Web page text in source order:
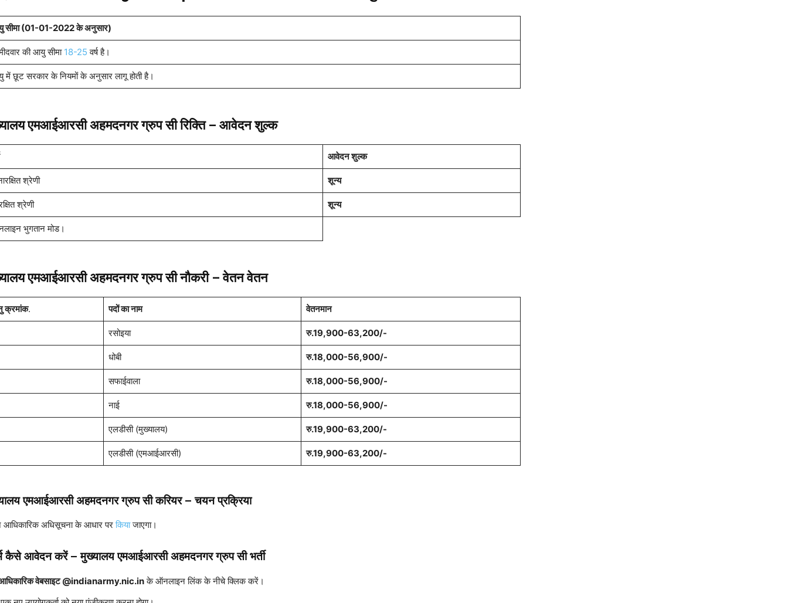
सीमा (01-01-2022 के अनुसार)
की आयु सीमा 18-25 वर्ष है।
में छूट सरकार के नियमों के अनुसार लागू होती है।
एमआईआरसी अहमदनगर ग्रुप सी रिक्ति – आवेदन शुल्क
आवेदन शुल्क
श्रेणी शून्य
श्रेणी शून्य
भुगतान मोड।
एमआईआरसी अहमदनगर ग्रुप सी नौकरी – वेतन वेतन
क्रमांक. पदों का नाम वेतनमान
रसोइया रु.19,900-63,200/-
धोबी रु.18,000-56,900/-
सफाईवाला रु.18,000-56,900/-
नाई रु.18,000-56,900/-
एलडीसी (मुख्यालय) रु.19,900-63,200/-
एलडीसी (एमआईआरसी) रु.19,900-63,200/-
एमआईआरसी अहमदनगर ग्रुप सी करियर – चयन प्रक्रिया
आधिकारिक अधिसूचना के आधार परकियाजाएगा।
कैसे आवेदन करें– मुख्यालय एमआईआरसी अहमदनगर ग्रुप सी भर्ती
वेबसाइट @indianarmy.nic.inके ऑनलाइन लिंक के नीचे क्लिक करें।